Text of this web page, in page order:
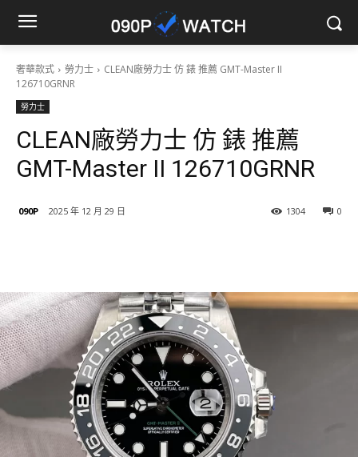
奢華款式 勞力士
CLEAN廠勞力士 仿 錶 推薦 GMT-Master II
126710GRNR
勞力士
CLEAN廠勞力士 仿 錶 推薦
GMT-Master II 126710GRNR
090P 2025 年 12 月 29 日 0
1304